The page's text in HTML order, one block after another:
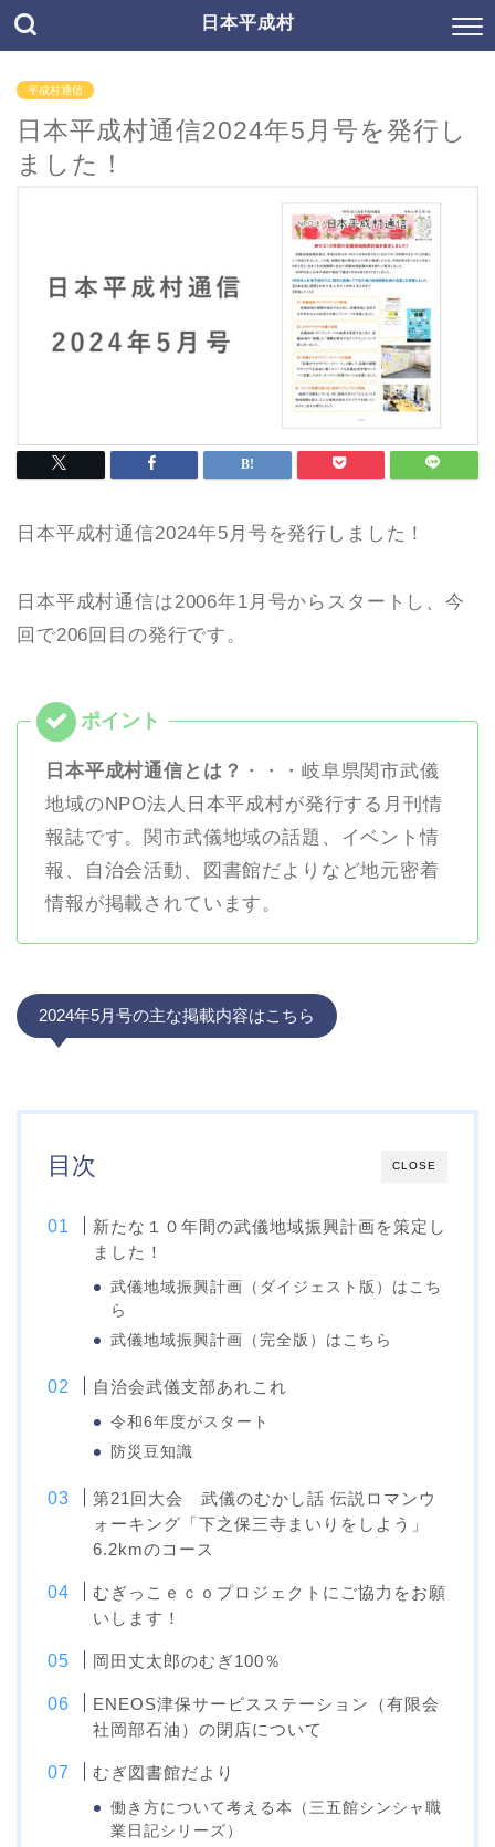
日本平成村
平成村通信
日本平成村通信2024年5月号を発行し
ました！
日本平成村通信2024年5月号を発行しました！
日本平成村通信は2006年1月号からスタートし、今
回で206回目の発行です。
日本平成村通信とは？ ・・・岐阜県関市武儀
地域のNPO法人日本平成村が発行する月刊情
報誌です。関市武儀地域の話題、イベント情
報、自治会活動、図書館だよりなど地元密着
情報が掲載されています。
2024年5月号の主な掲載内容はこちら
CLOSE
目次
新たな１０年間の武儀地域振興計画を策定し
ました！
武儀地域振興計画（ダイジェスト版）はこち
ら
武儀地域振興計画（完全版）はこちら
自治会武儀支部あれこれ
令和6年度がスタート
防災豆知識
第21回大会 武儀のむかし話 伝説ロマンウ
ォーキング「下之保三寺まいりをしよう」
6.2kmのコース
むぎっこｅｃｏプロジェクトにご協力をお願
いします！
岡田丈太郎のむぎ100％
ENEOS津保サービスステーション（有限会
社岡部石油）の閉店について
むぎ図書館だより
働き方について考える本（三五館シンシャ職
業日記シリーズ）